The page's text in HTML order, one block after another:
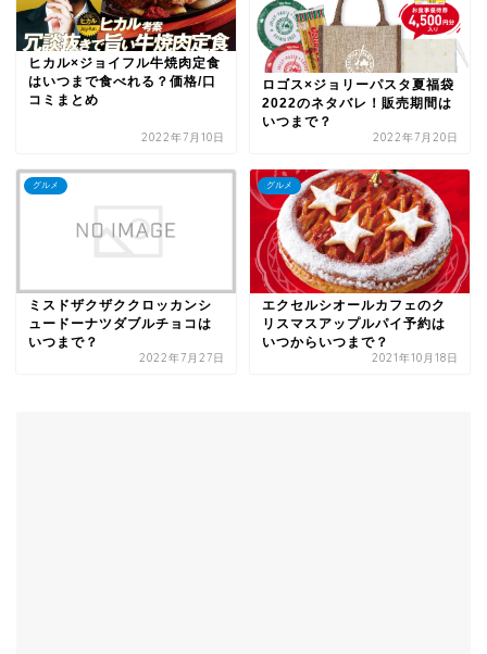
ヒカル×ジョイフル牛焼肉定食
はいつまで食べれる？価格/口
コミまとめ
2022年7月10日
ロゴス×ジョリーパスタ夏福袋
2022のネタバレ！販売期間は
いつまで？
2022年7月20日
グルメ
ミスドザクザククロッカンシ
ュードーナツダブルチョコは
いつまで？
2022年7月27日
グルメ
エクセルシオールカフェのク
リスマスアップルパイ予約は
いつからいつまで？
2021年10月18日